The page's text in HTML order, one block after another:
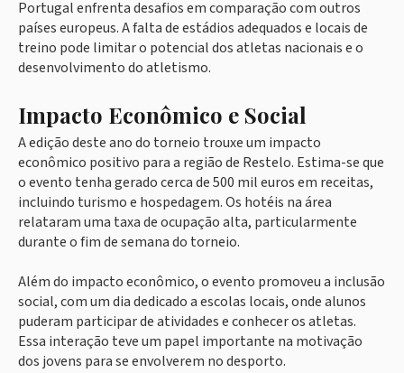
Portugal enfrenta desafios em comparação com outros
países europeus. A falta de estádios adequados e locais de
treino pode limitar o potencial dos atletas nacionais e o
desenvolvimento do atletismo.
Impacto Econômico e Social
A edição deste ano do torneio trouxe um impacto
econômico positivo para a região de Restelo. Estima-se que
o evento tenha gerado cerca de 500 mil euros em receitas,
incluindo turismo e hospedagem. Os hotéis na área
relataram uma taxa de ocupação alta, particularmente
durante o fim de semana do torneio.
Além do impacto econômico, o evento promoveu a inclusão
social, com um dia dedicado a escolas locais, onde alunos
puderam participar de atividades e conhecer os atletas.
Essa interação teve um papel importante na motivação
dos jovens para se envolverem no desporto.